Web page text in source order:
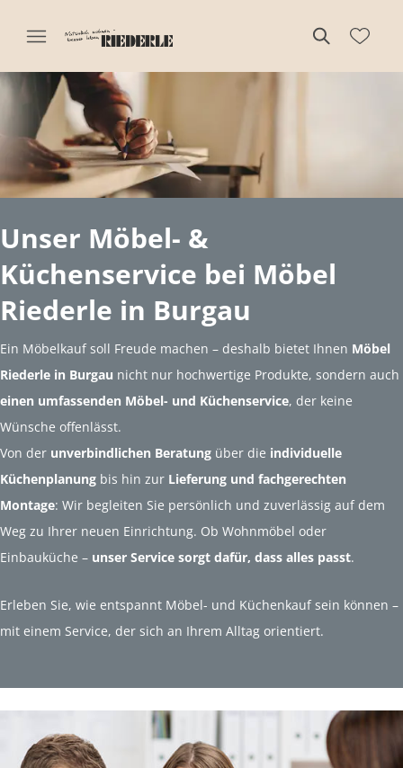
Unser Möbel- &
Küchenservice bei Möbel
Riederle in Burgau
Ein Möbelkauf soll Freude machen – deshalb bietet Ihnen Möbel
Riederle in Burgau nicht nur hochwertige Produkte, sondern auch
einen umfassenden Möbel- und Küchenservice, der keine
Wünsche offenlässt.
Von der unverbindlichen Beratung über die individuelle
Küchenplanung bis hin zur Lieferung und fachgerechten
Montage: Wir begleiten Sie persönlich und zuverlässig auf dem
Weg zu Ihrer neuen Einrichtung. Ob Wohnmöbel oder
Einbauküche – unser Service sorgt dafür, dass alles passt.
Erleben Sie, wie entspannt Möbel- und Küchenkauf sein können –
mit einem Service, der sich an Ihrem Alltag orientiert.